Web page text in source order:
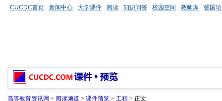
CUCDC首页 新闻中心 大学课件 阅读 知识问答 校园空间 教师库 强国
高等教育资讯网 > 阅读频道 > 课件预览 > 工程 > 正文